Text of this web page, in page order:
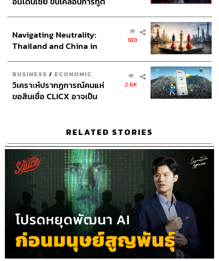
Sound Recording Engineer
ขจีพรรณ วิจิตรรัตน์, ธภัทร
ตั้งวงษ์ไชย
Channel Team Leadสิทธิโชติ สุภาวรรณ์
Senior Channel Adminทศพล เพิ่มพูล
Online Community Adminสิรินยา เจษฎาพงศ์ภักดี
THE STANDARD Shared Service Department
The Secret Sauce เคน นครินทร์
เศรษฐกิจโลก
Podcast
india The Standard Podcast
202
อินโดนีเซีย
Navigating Neutrality:
Thailand and China in
180
BUSINESS / ECONOMIC
วิเคราะห์ปรากฏการณ์คนแห่
ขอสินเชื่อ CLICX อาจเป็น
2.6K
RELATED STORIES